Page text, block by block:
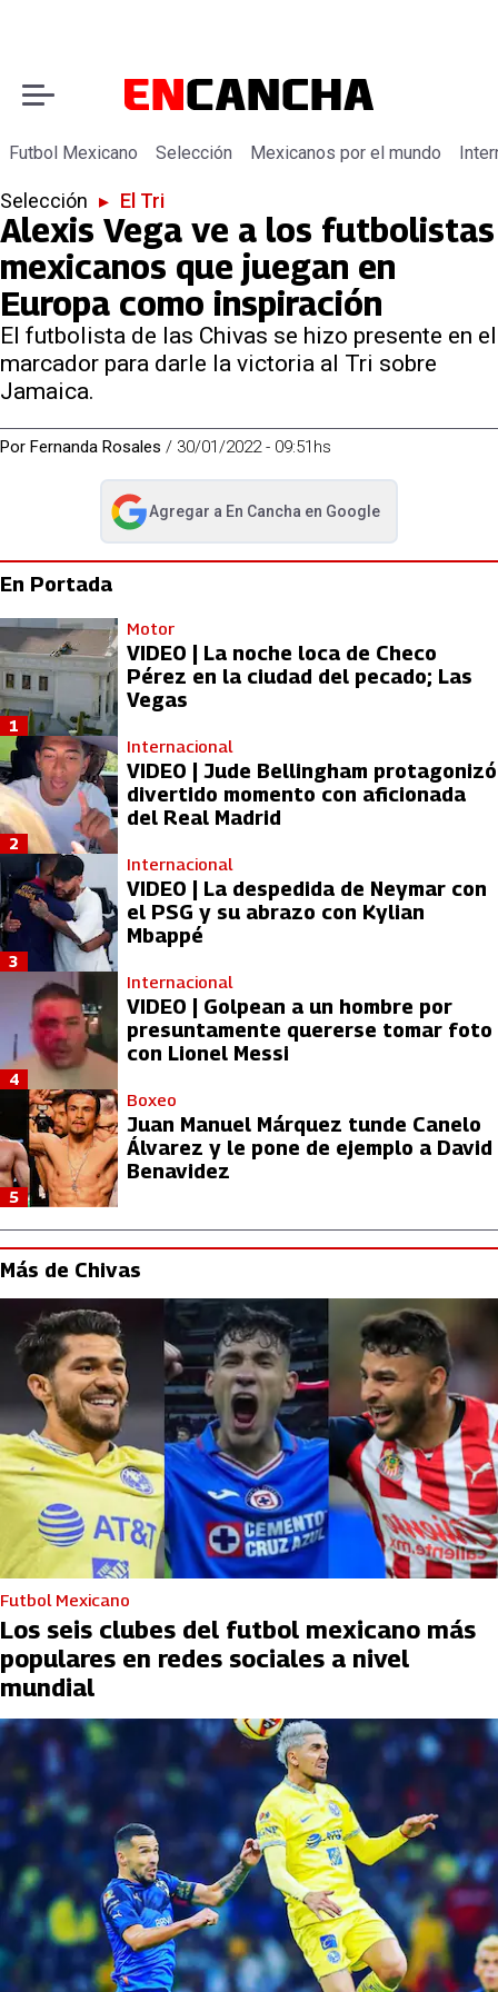
Futbol Mexicano Selección Mexicanos por el mundo
Selección ▸ El Tri
Alexis Vega ve a los futbolistas
mexicanos que juegan en
Europa como inspiración
El futbolista de las Chivas se hizo presente en el
marcador para darle la victoria al Tri sobre
Jamaica.
Por Fernanda Rosales / 30/01/2022 - 09:51hs
Agregar a En Cancha en Google
abre en nueva pestaña
En Portada
Motor
VIDEO | La noche loca de Checo
Pérez en la ciudad del pecado; Las
Vegas
1
Internacional
VIDEO | Jude Bellingham protagonizó
divertido momento con aficionada
del Real Madrid
2
Internacional
VIDEO | La despedida de Neymar con
el PSG y su abrazo con Kylian
Mbappé
3
Internacional
VIDEO | Golpean a un hombre por
presuntamente quererse tomar foto
con Lionel Messi
4
Boxeo
Juan Manuel Márquez tunde Canelo
Álvarez y le pone de ejemplo a David
Benavidez
5
Más de Chivas
Futbol Mexicano
Los seis clubes del futbol mexicano más
populares en redes sociales a nivel
mundial